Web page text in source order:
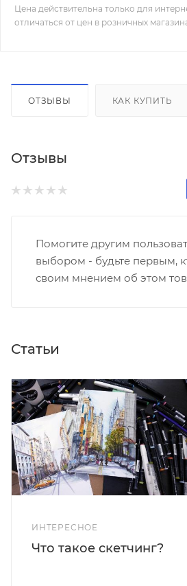
Цена действительна только для
отличаться от цен в розничных
ОТЗЫВЫ КАК КУПИТЬ
Отзывы
Помогите другим
выбором - будьте первым,
своим мнением об этом
Статьи
ИНТЕРЕСНОЕ
Что такое скетчинг?